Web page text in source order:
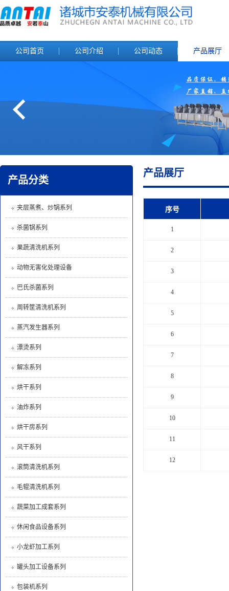
公司首页 公司介绍 公司动态 产品展厅
产品分类
夹层蒸煮、炒锅系列
杀菌锅系列
果蔬清洗机系列
动物无害化处理设备
巴氏杀菌系列
周转筐清洗机系列
蒸汽发生器系列
漂烫系列
解冻系列
烘干系列
油炸系列
烘干房系列
风干系列
滚筒清洗机系列
毛辊清洗机系列
蔬菜加工成套系列
休闲食品设备系列
小龙虾加工系列
罐头加工设备系列
包装机系列
产品展厅
序号
1
2
3
4
5
6
7
8
9
10
11
12